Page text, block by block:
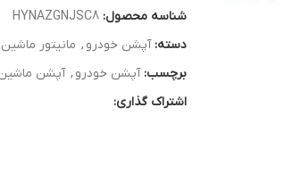
شناسه محصول: HYNAZGNJSC8
دسته: آپشن خودرو , مانیتور
برچسب: آپشن خودرو , آپشن
اشتراک گذاری: